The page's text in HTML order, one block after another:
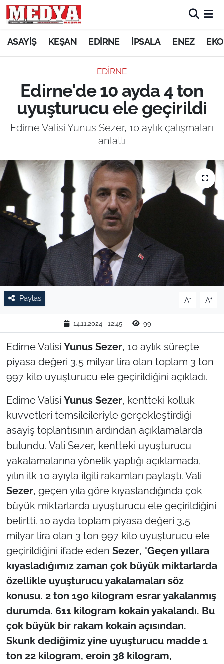
ASAYİŞ KEŞAN EDİRNE İPSALA ENEZ
EDİRNE
Edirne'de 10 ayda 4 ton
uyuşturucu ele geçirildi
Edirne Valisi Yunus Sezer, 10 aylık çalışmaları
anlattı
Paylaş A- A+
14.11.2024 - 12:45 99
Edirne Valisi Yunus Sezer, 10 aylık süreçte
piyasa değeri 3,5 milyar lira olan toplam 3 ton
997 kilo uyuşturucu ele geçirildiğini açıkladı.
Edirne Valisi Yunus Sezer, kentteki kolluk
kuvvetleri temsilcileriyle gerçekleştirdiği
asayiş toplantısının ardından açıklamalarda
bulundu. Vali Sezer, kentteki uyuşturucu
yakalamalarına yönelik yaptığı açıklamada,
yılın ilk 10 ayıyla ilgili rakamları paylaştı. Vali
Sezer, geçen yıla göre kıyaslandığında çok
büyük miktarlarda uyuşturucu ele geçirildiğini
belirtti. 10 ayda toplam piyasa değeri 3,5
milyar lira olan 3 ton 997 kilo uyuşturucu ele
geçirildiğini ifade eden Sezer, "Geçen yıllara
kıyasladığımız zaman çok büyük miktarlarda
özellikle uyuşturucu yakalamaları söz
konusu. 2 ton 190 kilogram esrar yakalanmış
durumda. 611 kilogram kokain yakalandı. Bu
çok büyük bir rakam kokain açısından.
Skunk dediğimiz yine uyuşturucu madde 1
ton 22 kilogram, eroin 38 kilogram,
KEŞAN
ASAYİŞ
SİYASET
EKONOMİ
SAĞLIK
EĞİTİM
TARIM VE HAYVANCILIK
KÜLTÜR SANAT
RESMİ İLAN
YAŞAM
EDİRNE
TEKİRDAĞ
KIRKLARELİ
ÇANAKKALE
TÜRKİYE
Bölge
Güvenlik
Genel
Politika
Flaş Haber
Dış Haberler
Magazin